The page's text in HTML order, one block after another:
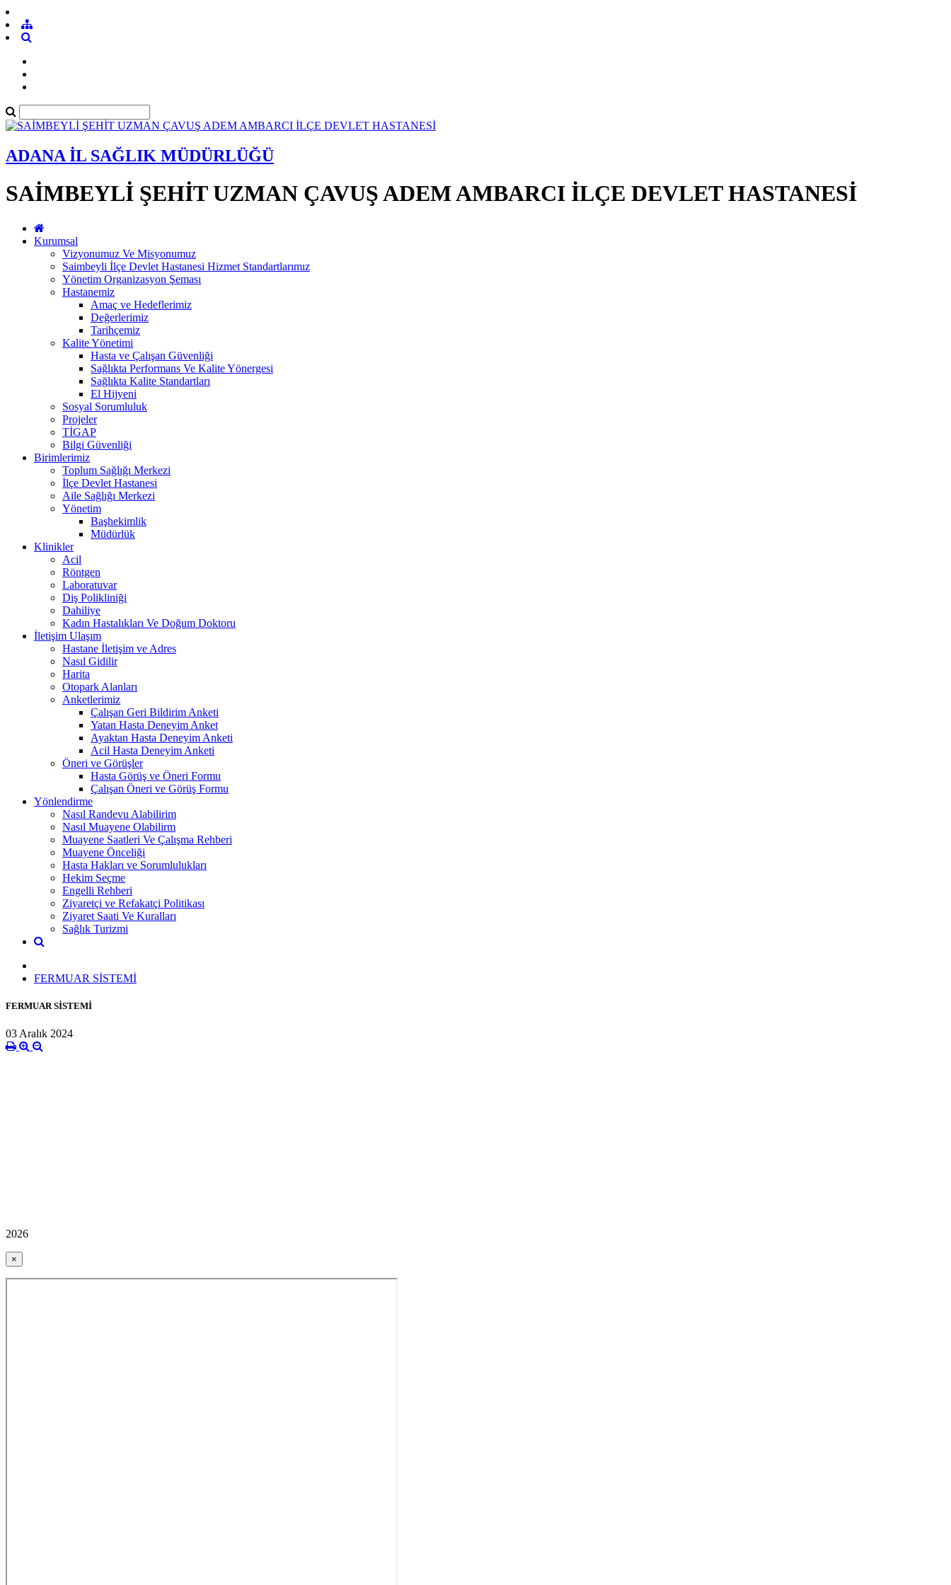
ADANA İL SAĞLIK MÜDÜRLÜĞÜ
SAİMBEYLİ ŞEHİT UZMAN ÇAVUŞ ADEM AMBARCI İLÇE DEVLET HASTANESİ
Kurumsal
Vizyonumuz Ve Misyonumuz
Saimbeyli İlçe Devlet Hastanesi Hizmet Standartlarımız
Yönetim Organizasyon Şeması
Hastanemiz
Amaç ve Hedeflerimiz
Değerlerimiz
Tarihçemiz
Kalite Yönetimi
Hasta ve Çalışan Güvenliği
Sağlıkta Performans Ve Kalite Yönergesi
Sağlıkta Kalite Standartları
El Hijyeni
Sosyal Sorumluluk
Projeler
TİGAP
Bilgi Güvenliği
Birimlerimiz
Toplum Sağlığı Merkezi
İlçe Devlet Hastanesi
Aile Sağlığı Merkezi
Yönetim
Başhekimlik
Müdürlük
Klinikler
Acil
Röntgen
Laboratuvar
Diş Polikliniği
Dahiliye
Kadın Hastalıkları Ve Doğum Doktoru
İletişim Ulaşım
Hastane İletişim ve Adres
Nasıl Gidilir
Harita
Otopark Alanları
Anketlerimiz
Çalışan Geri Bildirim Anketi
Yatan Hasta Deneyim Anket
Ayaktan Hasta Deneyim Anketi
Acil Hasta Deneyim Anketi
Öneri ve Görüşler
Hasta Görüş ve Öneri Formu
Çalışan Öneri ve Görüş Formu
Yönlendirme
Nasıl Randevu Alabilirim
Nasıl Muayene Olabilirm
Muayene Saatleri Ve Çalışma Rehberi
Muayene Önceliği
Hasta Hakları ve Sorumlulukları
Hekim Seçme
Engelli Rehberi
Ziyaretçi ve Refakatçi Politikası
Ziyaret Saati Ve Kuralları
Sağlık Turizmi
FERMUAR SİSTEMİ
FERMUAR SİSTEMİ
03 Aralık 2024
2026
×